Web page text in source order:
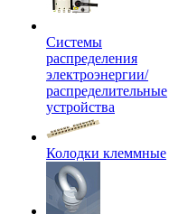
Системы
распределения
электроэнергии/
распределительные
устройства
Колодки клеммные